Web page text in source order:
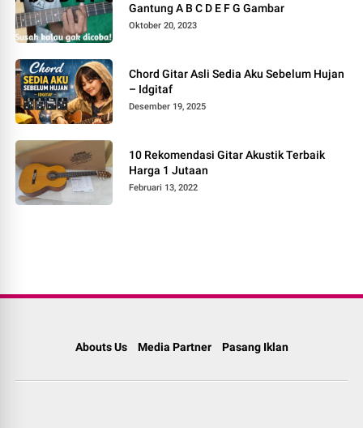
Gantung A B C D E F G Gambar
Oktober 20, 2023
Chord Gitar Asli Sedia Aku Sebelum Hujan
– Idgitaf
Desember 19, 2025
10 Rekomendasi Gitar Akustik Terbaik
Harga 1 Jutaan
Februari 13, 2022
Abouts Us Media Partner Pasang Iklan